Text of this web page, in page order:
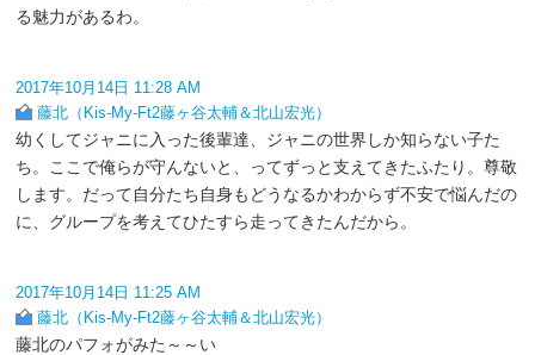
る魅力があるわ。
2017年10月14日 11:28 AM
藤北（Kis-My-Ft2藤ヶ谷太輔＆北山宏光）
幼くしてジャニに入った後輩達、ジャニの世界しか知らない子た
ち。ここで俺らが守んないと、ってずっと支えてきたふたり。尊敬
します。だって自分たち自身もどうなるかわからず不安で悩んだの
に、グループを考えてひたすら走ってきたんだから。
2017年10月14日 11:25 AM
藤北（Kis-My-Ft2藤ヶ谷太輔＆北山宏光）
藤北のパフォがみた～～い